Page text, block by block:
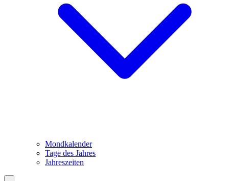
Mondkalender
Tage des Jahres
Jahreszeiten